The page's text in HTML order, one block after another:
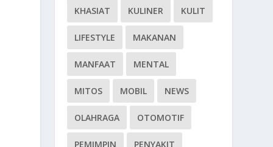
KHASIAT KULINER KULIT
LIFESTYLE MAKANAN
MANFAAT MENTAL
MITOS MOBIL NEWS
OLAHRAGA OTOMOTIF
PEMIMPIN PENYAKIT